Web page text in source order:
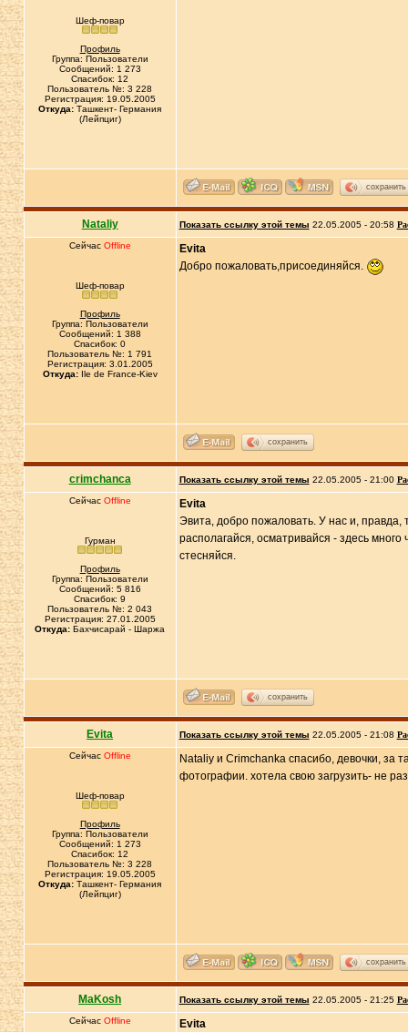
Шеф-повар
Профиль
Группа: Пользователи
Сообщений: 1 273
Спасибок: 12
Пользователь №: 3 228
Регистрация: 19.05.2005
Откуда: Ташкент- Германия
(Лейпциг)
сохранить
Nataliy Показать ссылку этой темы 22.05.2005 - 20:58
Сейчас Offline
Шеф-повар
Профиль
Группа: Пользователи
Сообщений: 1 388
Спасибок: 0
Пользователь №: 1 791
Регистрация: 3.01.2005
Откуда:Ile de France-Kiev
Evita
Добро пожаловать,присоединяйся.
сохранить
crimchanca Показать ссылку этой темы 22.05.2005 - 21:00
Сейчас Offline
Гурман
Профиль
Группа: Пользователи
Сообщений: 5 816
Спасибок: 9
Пользователь №: 2 043
Регистрация: 27.01.2005
Откуда: Бахчисарай - Шаржа
Evita
Эвита, добро пожаловать. У нас и, правда,
располагайся, осматривайся - здесь
стесняйся.
сохранить
Evita Показать ссылку этой темы 22.05.2005 - 21:08
Сейчас Offline
Шеф-повар
Профиль
Группа: Пользователи
Сообщений: 1 273
Спасибок: 12
Пользователь №: 3 228
Регистрация: 19.05.2005
Откуда: Ташкент- Германия
(Лейпциг)
Nataliy и Crimchanka спасибо, девочки, за
фотографии. хотела свою загрузить- не
сохранить
MaKosh Показать ссылку этой темы 22.05.2005 - 21:25
Сейчас Offline
Evita